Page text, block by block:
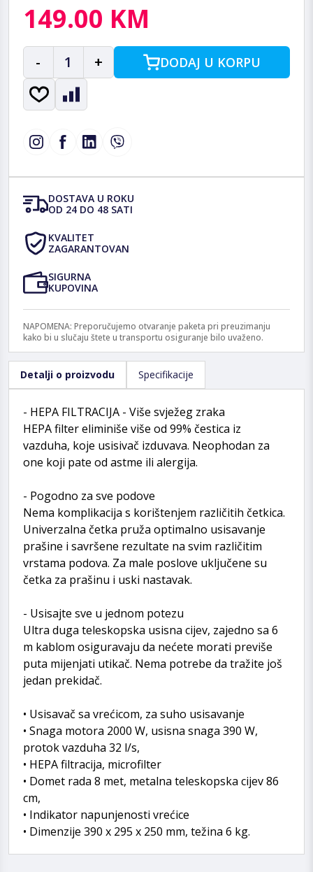
149.00 KM
- 1 + DODAJ U KORPU
DOSTAVA U ROKU
OD 24 DO 48 SATI
KVALITET
ZAGARANTOVAN
SIGURNA
KUPOVINA
NAPOMENA: Preporučujemo otvaranje paketa pri preuzimanju
kako bi u slučaju štete u transportu osiguranje bilo uvaženo.
Detalji o proizvodu Specifikacije
- HEPA FILTRACIJA - Više svježeg zraka
HEPA filter eliminiše više od 99% čestica iz
vazduha, koje usisivač izduvava. Neophodan za
one koji pate od astme ili alergija.
- Pogodno za sve podove
Nema komplikacija s korištenjem različitih četkica.
Univerzalna četka pruža optimalno usisavanje
prašine i savršene rezultate na svim različitim
vrstama podova. Za male poslove uključene su
četka za prašinu i uski nastavak.
- Usisajte sve u jednom potezu
Ultra duga teleskopska usisna cijev, zajedno sa 6
m kablom osiguravaju da nećete morati previše
puta mijenjati utikač. Nema potrebe da tražite još
jedan prekidač.
• Usisavač sa vrećicom, za suho usisavanje
• Snaga motora 2000 W, usisna snaga 390 W,
protok vazduha 32 l/s,
• HEPA filtracija, microfilter
• Domet rada 8 met, metalna teleskopska cijev 86
cm,
• Indikator napunjenosti vrećice
• Dimenzije 390 x 295 x 250 mm, težina 6 kg.